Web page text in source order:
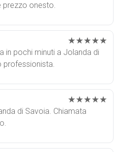
prezzo onesto.
★★★★★
in pochi minuti a Jolanda di
professionista.
★★★★★
di Savoia. Chiamata